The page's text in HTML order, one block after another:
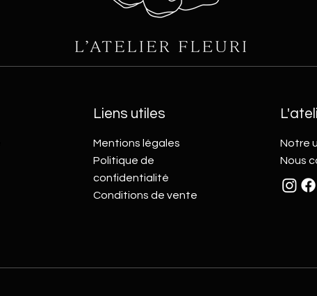
Liens utiles
Mentions légales
Politique de
confidentialité
Conditions de vente
Notre
Nous